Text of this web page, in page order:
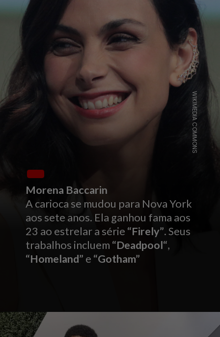
Morena Baccarin
A carioca se mudou para Nova York
aos sete anos. Ela ganhou fama aos
23 ao estrelar a série “Firely”. Seus
trabalhos incluem “Deadpool“,
“Homeland” e “Gotham”
WIKIMEDIA COMMONS